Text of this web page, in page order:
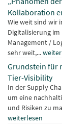
Kollaboration
Wie weit sind wir
Digitalisierung im
Management /
sehr weit,...
Grundstein für
Tier-Visibility
In der Supply
um eine
und Risiken zu
weiterlesen